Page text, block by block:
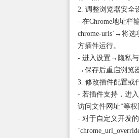
2. 调整浏览器安全
- 在Chrome地址栏
chrome-urls`→将选
方插件运行。
- 进入设置→隐私与
→保存后重启浏览
3. 修改插件配置或
- 若插件支持，进
访问文件网址”等
- 对于自定义开发